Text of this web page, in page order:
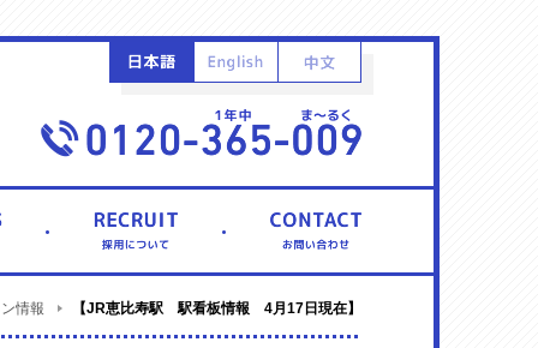
情報 【JR恵比寿駅 駅看板情報 4月17日現在】